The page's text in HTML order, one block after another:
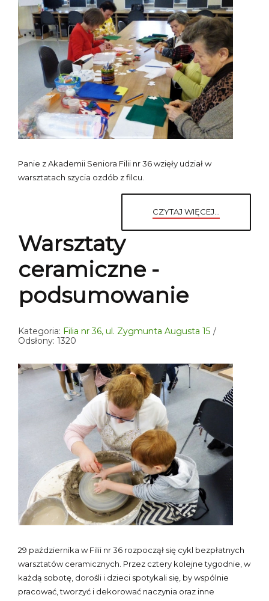
Panie z Akademii Seniora Filii nr 36 wzięły udział w
warsztatach szycia ozdób z filcu.
CZYTAJ WIĘCEJ...
Warsztaty
ceramiczne -
podsumowanie
Kategoria: Filia nr 36, ul. Zygmunta Augusta 15
Odsłony: 1320
29 października w Filii nr 36 rozpoczął się cykl bezpłatnych
warsztatów ceramicznych. Przez cztery kolejne tygodnie, w
każdą sobotę, dorośli i dzieci spotykali się, by wspólnie
pracować, tworzyć i dekorować naczynia oraz inne